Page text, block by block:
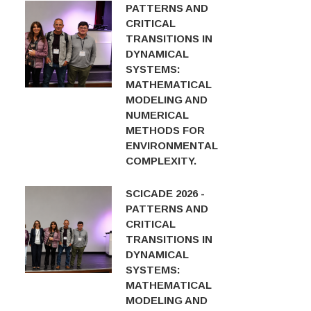
PATTERNS AND
CRITICAL
TRANSITIONS IN
DYNAMICAL
SYSTEMS:
MATHEMATICAL
MODELING AND
NUMERICAL
METHODS FOR
ENVIRONMENTAL
COMPLEXITY.
SCICADE 2026 -
PATTERNS AND
CRITICAL
TRANSITIONS IN
DYNAMICAL
SYSTEMS:
MATHEMATICAL
MODELING AND